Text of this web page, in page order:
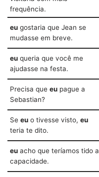
frequência.
eu gostaria que Jean se
mudasse em breve.
eu queria que você me
ajudasse na festa.
Precisa que eu pague a
Sebastian?
Se eu o tivesse visto, eu
teria te dito.
eu acho que teríamos tido a
capacidade.